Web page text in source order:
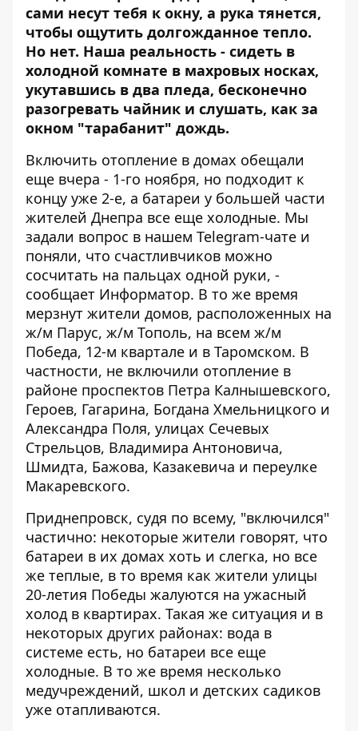
сами несут тебя к окну, а рука тянется,
чтобы ощутить долгожданное тепло.
Но нет. Наша реальность - сидеть в
холодной комнате в махровых носках,
укутавшись в два пледа, бесконечно
разогревать чайник и слушать, как за
окном "тарабанит" дождь.
Включить отопление в домах обещали
еще вчера - 1-го ноября, но подходит к
концу уже 2-е, а батареи у большей части
жителей Днепра все еще холодные. Мы
задали вопрос в нашем Telegram-чате и
поняли, что счастливчиков можно
сосчитать на пальцах одной руки, -
сообщает Информатор. В то же время
мерзнут жители домов, расположенных на
ж/м Парус, ж/м Тополь, на всем ж/м
Победа, 12-м квартале и в Таромском. В
частности, не включили отопление в
районе проспектов Петра Калнышевского,
Героев, Гагарина, Богдана Хмельницкого и
Александра Поля, улицах Сечевых
Стрельцов, Владимира Антоновича,
Шмидта, Бажова, Казакевича и переулке
Макаревского.
Приднепровск, судя по всему, "включился"
частично: некоторые жители говорят, что
батареи в их домах хоть и слегка, но все
же теплые, в то время как жители улицы
20-летия Победы жалуются на ужасный
холод в квартирах. Такая же ситуация и в
некоторых других районах: вода в
системе есть, но батареи все еще
холодные. В то же время несколько
медучреждений, школ и детских садиков
уже отапливаются.